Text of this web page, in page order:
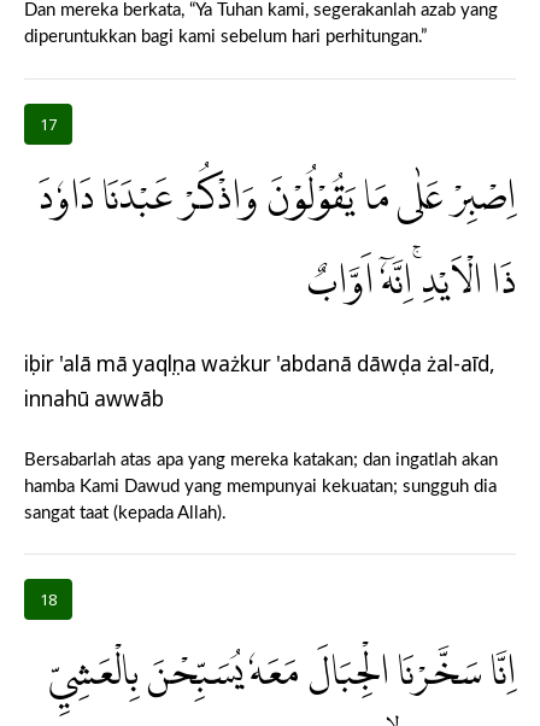
Dan mereka berkata, “Ya Tuhan kami, segerakanlah azab yang
diperuntukkan bagi kami sebelum hari perhitungan.”
17
اِصْبِرْ عَلٰى مَا يَقُوْلُوْنَ وَاذْكُرْ عَبْدَنَا دَاوٗدَ
ذَا الْاَيْدِۚ اِنَّهٗٓ اَوَّابٌ
iṣbir 'alā mā yaqụlụna ważkur 'abdanā dāwụda żal-aīd,
innahū awwāb
Bersabarlah atas apa yang mereka katakan; dan ingatlah akan
hamba Kami Dawud yang mempunyai kekuatan; sungguh dia
sangat taat (kepada Allah).
18
اِنَّا سَخَّرْنَا الْجِبَالَ مَعَهٗ يُسَبِّحْنَ بِالْعَشِيِّ